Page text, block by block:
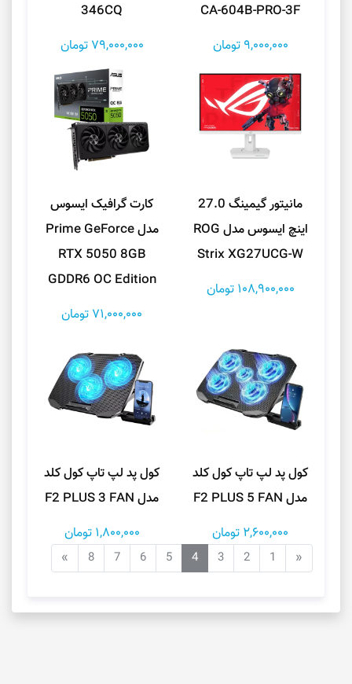
CA-604B-PRO-3F
9,000,000 تومان
346CQ
79,000,000 تومان
مانیتور گیمینگ 27.0
اینچ ایسوس مدل ROG
Strix XG27UCG-W
108,900,000 تومان
کارت گرافیک ایسوس
مدل Prime GeForce
RTX 5050 8GB
GDDR6 OC Edition
71,000,000 تومان
کول پد لپ تاپ کول کلد
مدل F2 PLUS 5 FAN
2,600,000 تومان
کول پد لپ تاپ کول کلد
مدل F2 PLUS 3 FAN
1,800,000 تومان
«
1
2
3
4
5
6
7
8
»